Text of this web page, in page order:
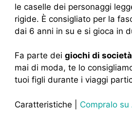
le caselle dei personaggi
rigide. È consigliato per la
dai 6 anni in su e si gioca in
Fa parte dei giochi di società
mai di moda, te lo
tuoi figli durante i viaggi
Caratteristiche | Compralo su